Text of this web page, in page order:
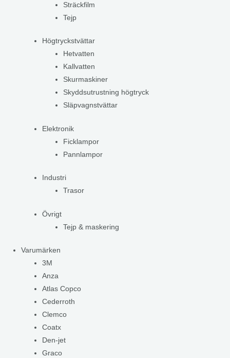
Sträckfilm
Tejp
Högtryckstvättar
Hetvatten
Kallvatten
Skurmaskiner
Skyddsutrustning högtryck
Släpvagnstvättar
Elektronik
Ficklampor
Pannlampor
Industri
Trasor
Övrigt
Tejp & maskering
Varumärken
3M
Anza
Atlas Copco
Cederroth
Clemco
Coatx
Den-jet
Graco